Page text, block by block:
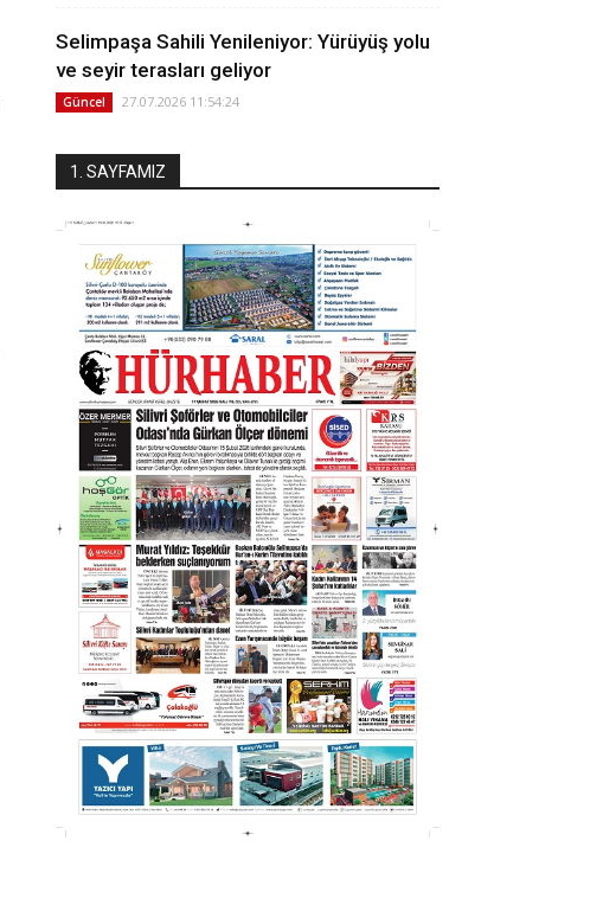
Selimpaşa Sahili Yenileniyor: Yürüyüş yolu
ve seyir terasları geliyor
Güncel 27.07.2026 11:54:24
1. SAYFAMIZ